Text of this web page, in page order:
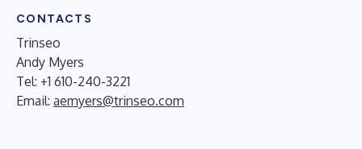
CONTACTS
Trinseo
Andy Myers
Tel: +1 610-240-3221
Email: aemyers@trinseo.com